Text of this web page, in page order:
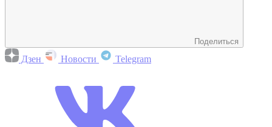
Поделиться
Дзен Новости Telegram